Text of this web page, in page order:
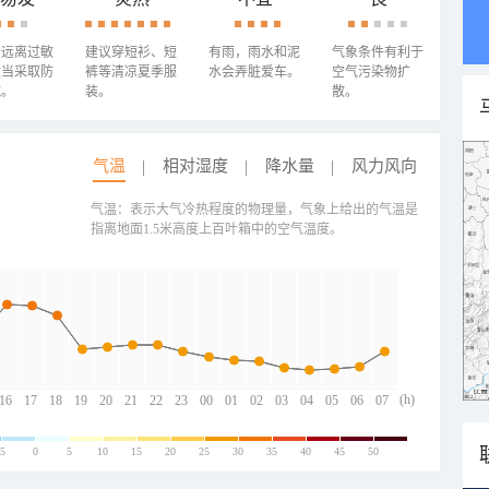
离过敏
采取防
建议穿短衫、短
裤等清凉夏季服
装。
有雨，雨水和泥
水会弄脏爱车。
气象条件有利于
空气污染物扩
散。
气温 相对湿度 降水量 风力风向
17 18 19 20 21 22 23 00 01 02 03 04 05 06 07 (h)
气温：表示大气冷热程度的物理量，气象上给出的气温是
指离地面1.5米高度上百叶箱中的空气温度。
0 5 10 15 20 25 30 35 40 45 50